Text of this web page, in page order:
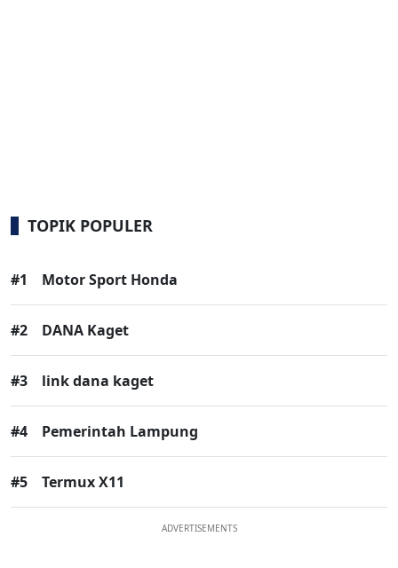
TOPIK POPULER
#1 Motor Sport Honda
#2 DANA Kaget
#3 link dana kaget
#4 Pemerintah Lampung
#5 Termux X11
ADVERTISEMENTS